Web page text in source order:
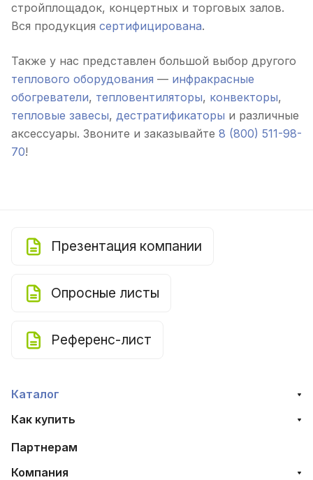
стройплощадок, концертных и торговых залов.
Вся продукция сертифицирована.
Также у нас представлен большой выбор другого
теплового оборудования — инфракрасные
обогреватели, тепловентиляторы, конвекторы,
тепловые завесы, дестратификаторы и различные
аксессуары. Звоните и заказывайте 8 (800) 511-98-
70!
Презентация компании
Опросные листы
Референс-лист
Каталог
Как купить
Партнерам
Компания